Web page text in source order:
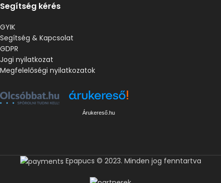
Segítség kérés
GYIK
Segítség & Kapcsolat
GDPR
Jogi nyilatkozat
Megfelelőségi nyilatkozatok
Árukereső.hu
Epapucs © 2023. Minden jog fenntartva